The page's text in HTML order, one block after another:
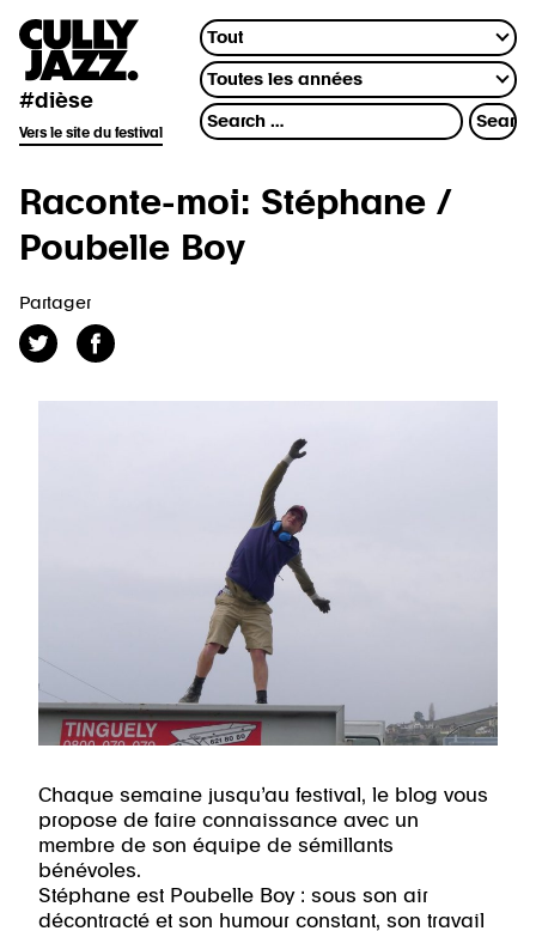
#dièse
Vers le site du festival
Raconte-moi: Stéphane /
Poubelle Boy
Partager
Chaque semaine jusqu’au festival, le blog vous
propose de faire connaissance avec un
membre de son équipe de sémillants
bénévoles.
Stéphane est Poubelle Boy : sous son air
décontracté et son humour constant, son travail